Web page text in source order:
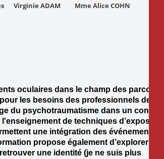
Virginie ADAM Mme Alice COHN
oculaires dans le champ des parcours
les besoins des professionnels de la
du psychotraumatisme dans un contexte
de techniques d’exposition
une intégration des événements
propose également d’explorer
une identité (je ne suis plus